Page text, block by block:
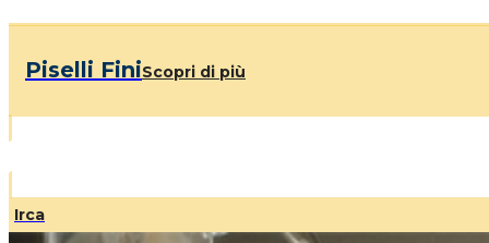
Piselli FiniScopri di più
Irca